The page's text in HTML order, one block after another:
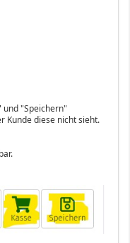
und "Speichern"
Kunde diese nicht sieht.